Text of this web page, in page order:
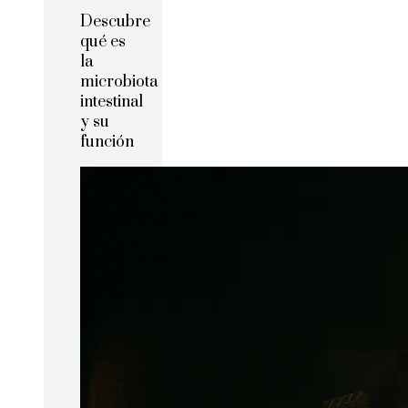
Descubre
qué es
la
microbiota
intestinal
y su
función